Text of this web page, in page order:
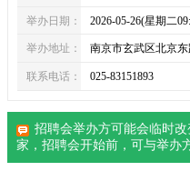
举办日期： 2026-05-26(星期二
举办地址： 南京市玄武区北京
联系电话： 025-83151893
招聘会举办方可能会临时
家， 招聘会开始前，可与举办